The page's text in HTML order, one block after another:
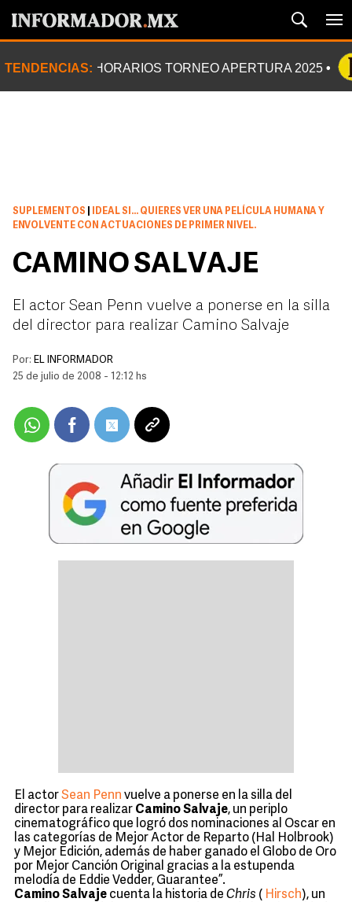
TENDENCIAS: HORARIOS TORNEO APERTURA 2025
SUPLEMENTOS
IDEAL SI... QUIERES VER UNA PELÍCULA HUMANA Y
ENVOLVENTE CON ACTUACIONES DE PRIMER NIVEL.
CAMINO SALVAJE
El actor Sean Penn vuelve a ponerse en la silla
del director para realizar Camino Salvaje
Por: EL INFORMADOR
25 de julio de 2008 - 12:12 hs
El actorSean Penn vuelve a ponerse en la silla del
director para realizar Camino Salvaje, un periplo
cinematográfico que logró dos nominaciones al Oscar en
las categorías de Mejor Actor de Reparto (Hal Holbrook)
y Mejor Edición, además de haber ganado el Globo de Oro
por Mejor Canción Original gracias a la estupenda
melodía de Eddie Vedder, Guarantee”.
Camino Salvaje cuenta la historia de Chris ( Hirsch), un